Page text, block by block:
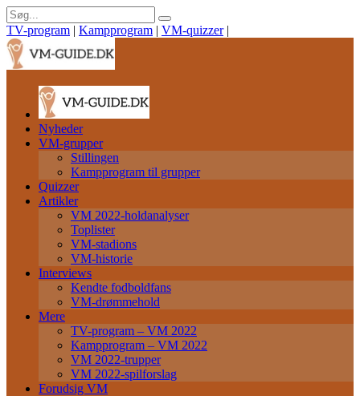
TV-program | Kampprogram | VM-quizzer |
Nyheder
VM-grupper
Stillingen
Kampprogram til grupper
Quizzer
Artikler
VM 2022-holdanalyser
Toplister
VM-stadions
VM-historie
Interviews
Kendte fodboldfans
VM-drømmehold
Mere
TV-program – VM 2022
Kampprogram – VM 2022
VM 2022-trupper
VM 2022-spilforslag
Forudsig VM